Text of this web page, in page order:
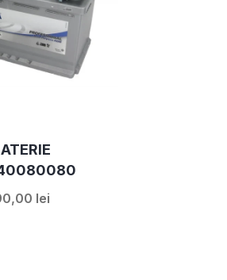
lei